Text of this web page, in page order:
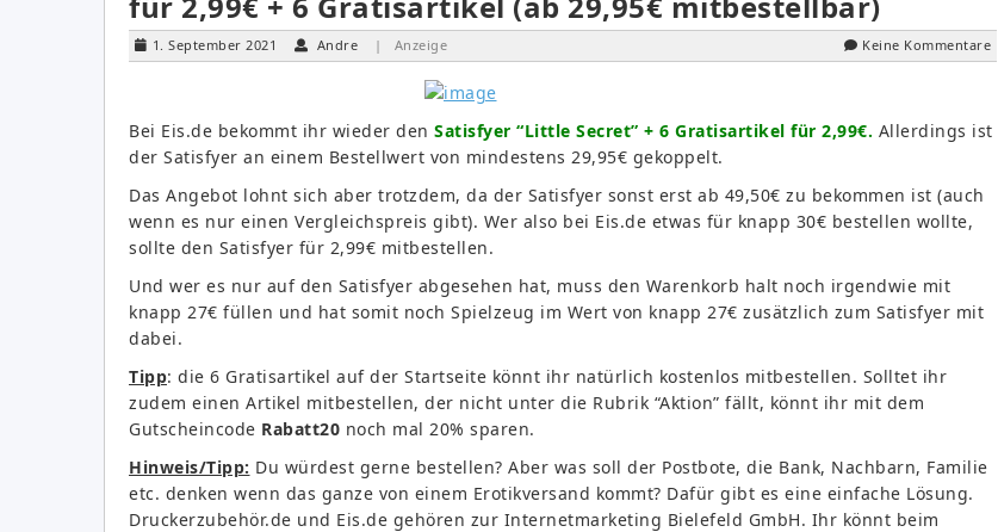
1. September 2021 Andre | Anzeige Keine Kommentare
Bei Eis.de bekommt ihr wieder den Satisfyer “Little Secret” + 6 Gratisartikel für 2,99€. Allerdings ist
der Satisfyer an einem Bestellwert von mindestens 29,95€ gekoppelt.
Das Angebot lohnt sich aber trotzdem, da der Satisfyer sonst erst ab 49,50€ zu bekommen ist (auch
wenn es nur einen Vergleichspreis gibt). Wer also bei Eis.de etwas für knapp 30€ bestellen wollte,
sollte den Satisfyer für 2,99€ mitbestellen.
Und wer es nur auf den Satisfyer abgesehen hat, muss den Warenkorb halt noch irgendwie mit
knapp 27€ füllen und hat somit noch Spielzeug im Wert von knapp 27€ zusätzlich zum Satisfyer mit
dabei.
Tipp: die 6 Gratisartikel auf der Startseite könnt ihr natürlich kostenlos mitbestellen. Solltet ihr
zudem einen Artikel mitbestellen, der nicht unter die Rubrik “Aktion” fällt, könnt ihr mit dem
Gutscheincode Rabatt20 noch mal 20% sparen.
Hinweis/Tipp: Du würdest gerne bestellen? Aber was soll der Postbote, die Bank, Nachbarn, Familie
etc. denken wenn das ganze von einem Erotikversand kommt? Dafür gibt es eine einfache Lösung.
Druckerzubehör.de und Eis.de gehören zur Internetmarketing Bielefeld GmbH. Ihr könnt beim